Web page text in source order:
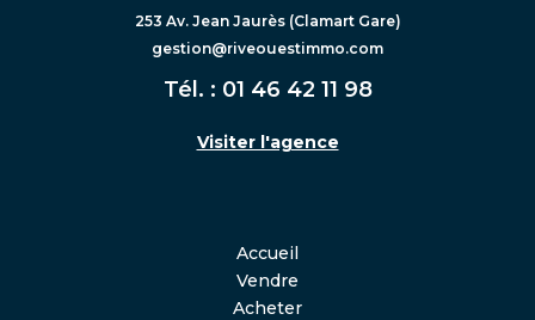
253 Av. Jean Jaurès (Clamart Gare)
gestion@riveouestimmo.com
Tél. : 01 46 42 11 98
Visiter l'agence
Accueil
Vendre
Acheter